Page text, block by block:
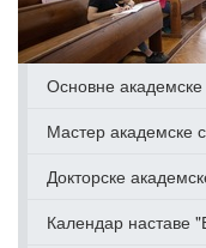
Основне академске
Мастер академске
Докторске
Календар наставе